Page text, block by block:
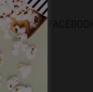
SUR FACEBOOK